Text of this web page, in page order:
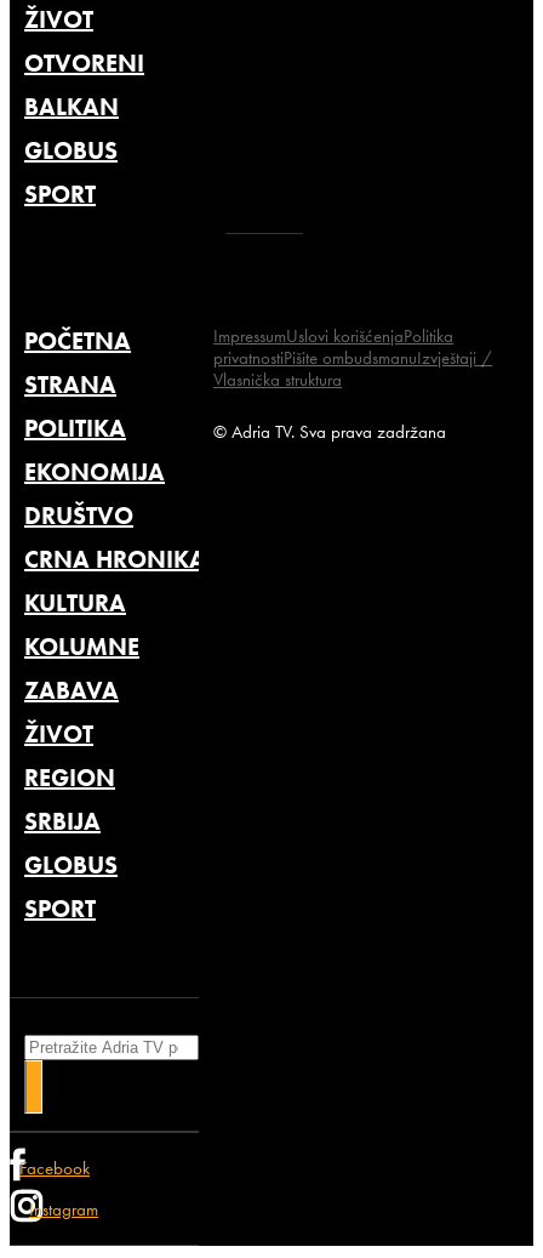
ŽIVOT
OTVORENI
BALKAN
GLOBUS
SPORT
POČETNA
STRANA
POLITIKA
EKONOMIJA
DRUŠTVO
CRNA HRONIKA
KULTURA
KOLUMNE
ZABAVA
ŽIVOT
REGION
SRBIJA
GLOBUS
SPORT
Facebook
Instagram
ImpressumUslovi korišćenjaPolitika
privatnostiPišite ombudsmanuIzvještaji /
Vlasnička struktura
© Adria TV. Sva prava zadržana